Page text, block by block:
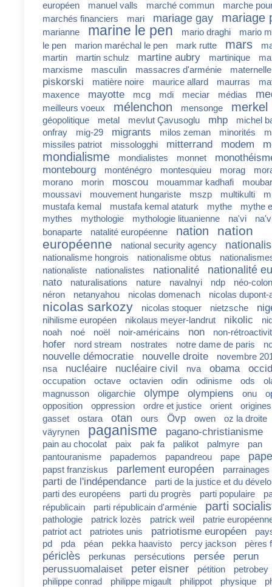
européen
manuel valls marché commun
marche
marchés financiers
mari mariage gay mariage
marianne marine le pen mario draghi
mario
le pen
marion maréchal le pen mark rutte mars
martin
martin schulz martine aubry martinique
marxisme
masculin massacres d'arménie maternelle
piskorski matière noire maurice allard maurras
maxence
mayotte mcg mdi meciar médias
meilleurs voeux mélenchon mensonge merkel
géopolitique metal mevlut Çavusoglu mhp
michel
onfray
mig-29 migrants milos zeman minorités
missiles patriot
missologghi mitterrand modem
mondialisme mondialistes monnet
montebourg
monténégro montesquieu morag
morano
morin moscou mouammar kadhafi
moussavi
mouvement hungariste mszp multikulti
mustafa kemal
mustafa kemal ataturk mythe
mythe
mythes
mythologie mythologie lituanienne na'vi
bonaparte
natalité européenne nation
nation
européenne
national security agency
nationalisme hongrois nationalisme obtus
nationaliste
nationalistes nationalité nationalité
nato naturalisations nature navalnyi ndp
néo-
néron
netanyahou nicolas domenach nicolas dupont-
nicolas sarkozy nicolas stoquer nietzsche
nihilisme européen nikolaus meyer-landrut nikolic
noah
noé noël noir-américains non non-
hofer nord stream nostrates notre dame de paris
nouvelle démocratie nouvelle droite
novembre
nsa
nucléaire nucléaire civil nva obama
occupation octave octavien odin odinisme ods
magnusson
oligarchie olympe olympiens onu
opposition
oppression ordre et justice orient
origines
gasset
ostara otan ours Övp owen
oz la droite
väyrynen
paganisme pagano-christianisme
pain au chocolat paix pak fa palikot palmyre
pan
pantouranisme
papademos papandreou pape
papst franziskus parlement européen parrainages
parti de l'indépendance
parti de la justice et du
parti des européens
parti du progrès parti populaire
républicain
parti républicain d'arménie parti
pathologie patrick lozès patrick weil
patrie
patriot act
patriotes unis patriotisme européen
pd
pda péan pekka haavisto percy jackson pères
périclès perkunas persécutions persée
perun
perussuomalaiset
peter eisner pétition
petrobey
philippe conrad
philippe migault philippot physique